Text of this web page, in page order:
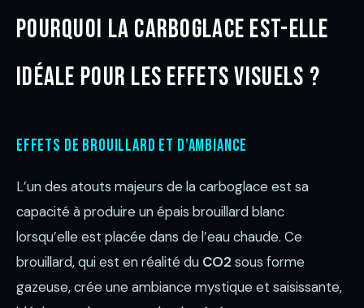
Pourquoi la carboglace est-elle
idéale pour les effets visuels ?
Effets de brouillard et d’ambiance
L’un des atouts majeurs de la carboglace est sa
capacité à produire un épais brouillard blanc
lorsqu’elle est placée dans de l’eau chaude. Ce
brouillard, qui est en réalité du CO2 sous forme
gazeuse, crée une ambiance mystique et saisissante,